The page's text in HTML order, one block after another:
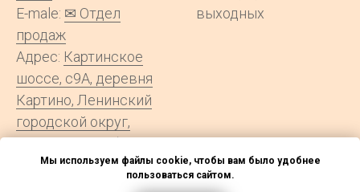
E-male: ✉ Отдел
продаж
Адрес: Картинское
шоссе, с9А, деревня
Картино, Ленинский
городской округ,
выходных
Мы используем файлы cookie, чтобы вам было удобнее
пользоваться сайтом.